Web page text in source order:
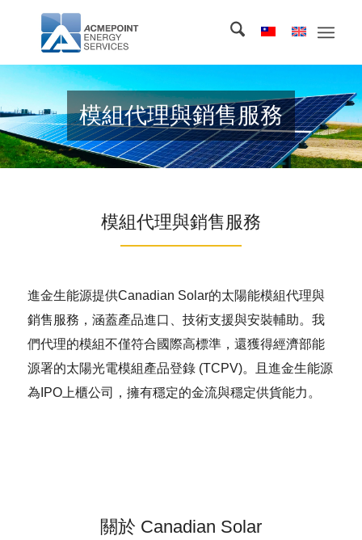
模組代理與銷售服務
模組代理與銷售服務
進金生能源提供Canadian Solar的太陽能模組代理與
銷售服務，涵蓋產品進口、技術支援與安裝輔助。我
們代理的模組不僅符合國際高標準，還獲得經濟部能
源署的太陽光電模組產品登錄 (TCPV)。且進金生能源
為IPO上櫃公司，擁有穩定的金流與穩定供貨能力。
關於 Canadian Solar